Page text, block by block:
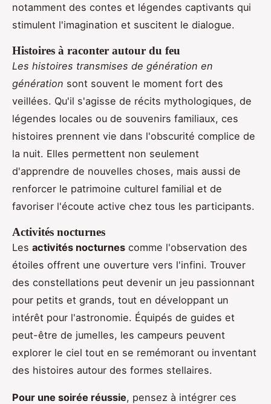
notamment des contes et légendes captivants qui
stimulent l'imagination et suscitent le dialogue.
Histoires à raconter autour du feu
Les histoires transmises de génération en
génération sont souvent le moment fort des
veillées. Qu'il s'agisse de récits mythologiques, de
légendes locales ou de souvenirs familiaux, ces
histoires prennent vie dans l'obscurité complice de
la nuit. Elles permettent non seulement
d'apprendre de nouvelles choses, mais aussi de
renforcer le patrimoine culturel familial et de
favoriser l'écoute active chez tous les participants.
Activités nocturnes
Les activités nocturnes comme l'observation des
étoiles offrent une ouverture vers l'infini. Trouver
des constellations peut devenir un jeu passionnant
pour petits et grands, tout en développant un
intérêt pour l'astronomie. Équipés de guides et
peut-être de jumelles, les campeurs peuvent
explorer le ciel tout en se remémorant ou inventant
des histoires autour des formes stellaires.
Pour une soirée réussie, pensez à intégrer ces